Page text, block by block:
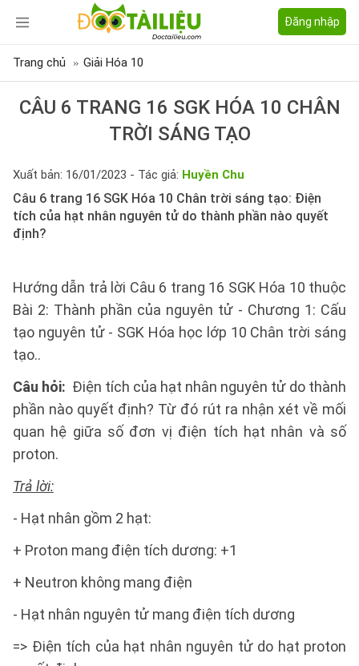
Đăng nhập
Trang chủ Giải Hóa 10
CÂU 6 TRANG 16 SGK HÓA 10 CHÂN
TRỜI SÁNG TẠO
Xuất bản: 16/01/2023 - Tác giả: Huyền Chu
Câu 6 trang 16 SGK Hóa 10 Chân trời sáng tạo: Điện
tích của hạt nhân nguyên tử do thành phần nào quyết
định?
Hướng dẫn trả lời Câu 6 trang 16 SGK Hóa 10 thuộc
Bài 2: Thành phần của nguyên tử - Chương 1: Cấu
tạo nguyên tử - SGK Hóa học lớp 10 Chân trời sáng
tạo..
Câu hỏi: Điện tích của hạt nhân nguyên tử do thành
phần nào quyết định? Từ đó rút ra nhận xét về mối
quan hệ giữa số đơn vị điện tích hạt nhân và số
proton.
Trả lời:
- Hạt nhân gồm 2 hạt:
+ Proton mang điện tích dương: +1
+ Neutron không mang điện
- Hạt nhân nguyên tử mang điện tích dương
=> Điện tích của hạt nhân nguyên tử do hạt proton